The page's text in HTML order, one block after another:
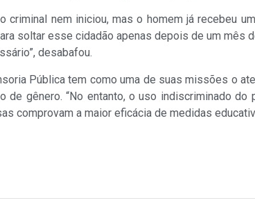
criminal nem iniciou, mas o homem já recebeu
soltar esse cidadão apenas depois de um mês
desabafou.
Pública tem como uma de suas missões o
de gênero. “No entanto, o uso indiscriminado
comprovam a maior eficácia de medidas